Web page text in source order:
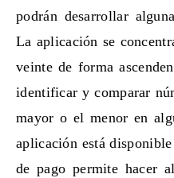
podrán desarrollar
La aplicación se
veinte de forma
identificar y comparar
mayor o el menor en
aplicación está disponible
de pago permite hacer